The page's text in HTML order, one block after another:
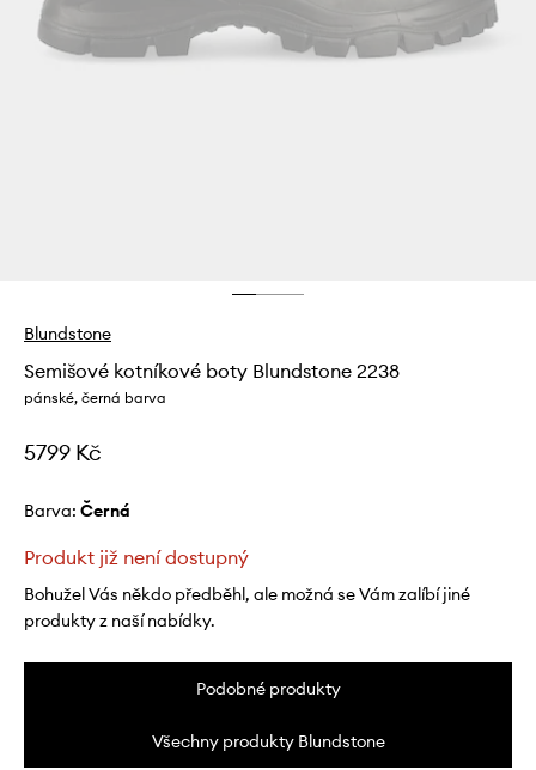
Blundstone
Semišové kotníkové boty Blundstone 2238
pánské, černá barva
5799 Kč
Barva: černá
Produkt již není dostupný
Bohužel Vás někdo předběhl, ale možná se Vám zalíbí jiné
produkty z naší nabídky.
Podobné produkty
Všechny produkty Blundstone